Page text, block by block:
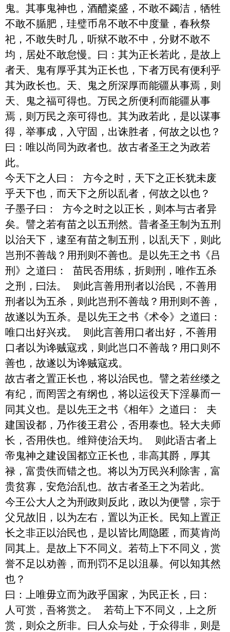
鬼。其事鬼神也，酒醴粢盛，不敢不蠲洁，牺牲
不敢不腯肥，珪璧币帛不敢不中度量，春秋祭
祀，不敢失时几，听狱不敢不中，分财不敢不
均，居处不敢怠慢。曰：其为正长若此，是故上
者天、鬼有厚乎其为正长也，下者万民有便利乎
其为政长也。天、鬼之所深厚而能疆从事焉，则
天、鬼之福可得也。万民之所便利而能疆从事
焉，则万民之亲可得也。其为政若此，是以谋事
得，举事成，入守固，出诛胜者，何故之以也？
曰：唯以尚同为政者也。故古者圣王之为政若
此。
今天下之人曰： 方今之时，天下之正长犹未废
乎天下也，而天下之所以乱者，何故之以也？
子墨子曰： 方今之时之以正长，则本与古者异
矣。譬之若有苗之以五刑然。昔者圣王制为五刑
以治天下，逮至有苗之制五刑，以乱天下，则此
岂刑不善哉？用刑则不善也。是以先王之书《吕
刑》之道曰： 苗民否用练，折则刑，唯作五杀
之刑，曰法。 则此言善用刑者以治民，不善用
刑者以为五杀，则此岂刑不善哉？用刑则不善，
故遂以为五杀。是以先王之书《术令》之道曰：
唯口出好兴戎。 则此言善用口者出好，不善用
口者以为谗贼寇戎，则此岂口不善哉？用口则不
善也，故遂以为谗贼寇戎。
故古者之置正长也，将以治民也。譬之若丝缕之
有纪，而罔罟之有纲也，将以运役天下淫暴而一
同其义也。是以先王之书《相年》之道曰： 夫
建国设都，乃作後王君公，否用泰也。轻大夫师
长，否用佚也。维辩使治天均。 则此语古者上
帝鬼神之建设国都立正长也，非高其爵，厚其
禄，富贵佚而错之也。将以为万民兴利除害，富
贵贫寡，安危治乱也。故古者圣王之为若此。
今王公大人之为刑政则反此，政以为便譬，宗于
父兄故旧，以为左右，置以为正长。民知上置正
长之非正以治民也，是以皆比周隐匿，而莫肯尚
同其上。是故上下不同义。若苟上下不同义，赏
誉不足以劝善，而刑罚不足以沮暴。何以知其然
也？
曰：上唯毋立而为政乎国家，为民正长，曰：
人可赏，吾将赏之。 若苟上下不同义，上之所
赏，则众之所非。曰人众与处，于众得非，则是